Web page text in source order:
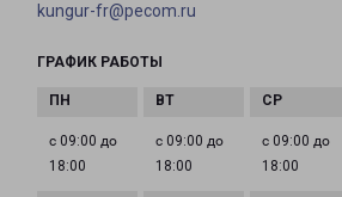
kungur-fr@pecom.ru
ГРАФИК РАБОТЫ
с 09:00 до
18:00
с 09:00 до
18:00
с 09:00 до
18:00